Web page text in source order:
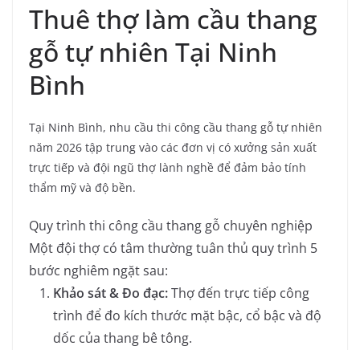
Thuê thợ làm cầu thang
gỗ tự nhiên Tại Ninh
Bình
Tại Ninh Bình, nhu cầu thi công cầu thang gỗ tự nhiên
năm 2026 tập trung vào các đơn vị có xưởng sản xuất
trực tiếp và đội ngũ thợ lành nghề để đảm bảo tính
thẩm mỹ và độ bền.
Quy trình thi công cầu thang gỗ chuyên nghiệp
Một đội thợ có tâm thường tuân thủ quy trình 5
bước nghiêm ngặt sau:
Khảo sát & Đo đạc:Thợ đến trực tiếp công
trình để đo kích thước mặt bậc, cổ bậc và độ
dốc của thang bê tông.